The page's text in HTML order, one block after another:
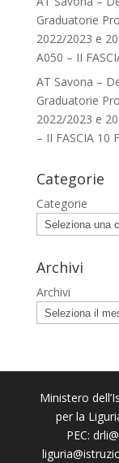
Graduatorie
2022/2023 e
A050 – II
AT Savona –
Graduatorie
2022/2023 e
– II FASCIA 10
Categorie
Categorie
Archivi
Archivi
Ministero
per la
PEC: